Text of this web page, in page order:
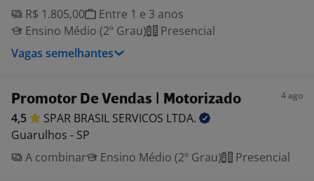
R$ 1.805,00
Entre 1 e 3 anos
Ensino Médio (2º Grau)
Presencial
Vagas semelhantes
Promotor De Vendas | Motorizado 4 ago
4,5 SPAR BRASIL SERVICOS LTDA.
Guarulhos - SP
A combinar
Ensino Médio (2º Grau) Presencial